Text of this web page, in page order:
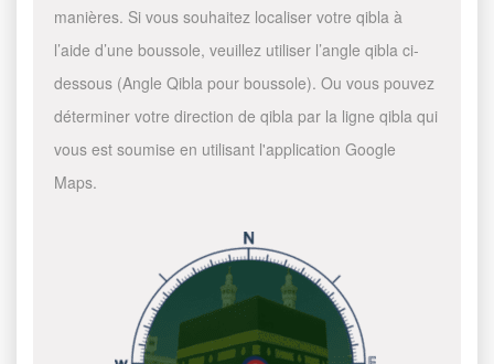
manières. Si vous souhaitez localiser votre qibla à
l’aide d’une boussole, veuillez utiliser l’angle qibla ci-
dessous (Angle Qibla pour boussole). Ou vous pouvez
déterminer votre direction de qibla par la ligne qibla qui
vous est soumise en utilisant l'application Google
Maps.